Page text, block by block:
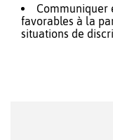
Communiquer
favorables à la
situations de